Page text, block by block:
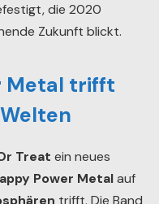
die 2020
Zukunft blickt.
Metal trifft
Treat ein neues
Power Metalauf
trifft. Die Band